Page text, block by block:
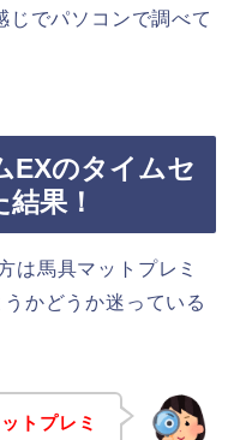
じでパソコンで調べて
EXのタイムセ
果！
は馬具マットプレミ
かどうか迷っている
トプレミ